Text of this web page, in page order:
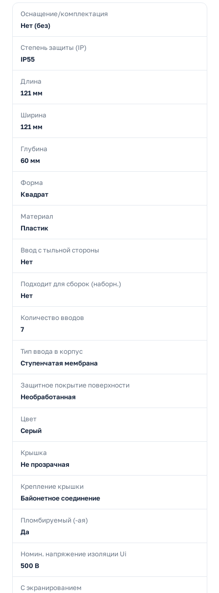
Оснащение/комплектация
Нет (без)
Степень защиты (IP)
IP55
Длина
121 мм
Ширина
121 мм
Глубина
60 мм
Форма
Квадрат
Материал
Пластик
Ввод с тыльной стороны
Нет
Подходит для сборок (наборн.)
Нет
Количество вводов
7
Тип ввода в корпус
Ступенчатая мембрана
Защитное покрытие поверхности
Необработанная
Цвет
Серый
Крышка
Не прозрачная
Крепление крышки
Байонетное соединение
Пломбируемый (-ая)
Да
Номин. напряжение изоляции Ui
500 В
С экранированием